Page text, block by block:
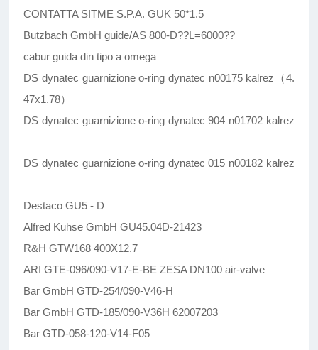
CONTATTA SITME S.P.A. GUK 50*1.5
Butzbach GmbH guide/AS 800-D??L=6000??
cabur guida din tipo a omega
DS dynatec guarnizione o-ring dynatec n00175 kalrez（4.
47x1.78）
DS dynatec guarnizione o-ring dynatec 904 n01702 kalrez
DS dynatec guarnizione o-ring dynatec 015 n00182 kalrez
Destaco GU5 - D
Alfred Kuhse GmbH GU45.04D-21423
R&H GTW168 400X12.7
ARI GTE-096/090-V17-E-BE ZESA DN100 air-valve
Bar GmbH GTD-254/090-V46-H
Bar GmbH GTD-185/090-V36H 62007203
Bar GTD-058-120-V14-F05